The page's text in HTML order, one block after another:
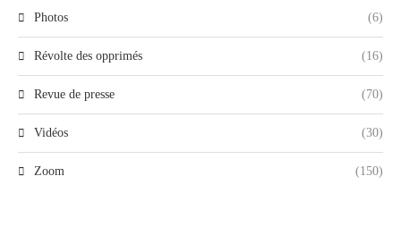
Photos (6)
Révolte des opprimés (16)
Revue de presse (70)
Vidéos (30)
Zoom (150)